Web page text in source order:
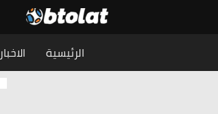
الرئيسية الاخبار